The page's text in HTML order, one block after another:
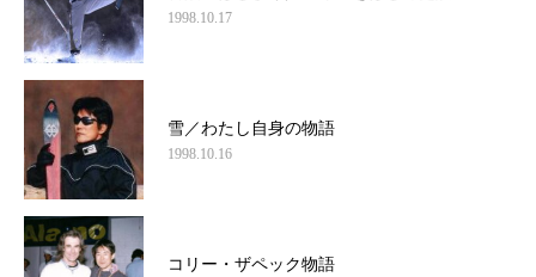
1998.10.17
雪／わたし自身の物語
1998.10.16
コリー・ザペック物語